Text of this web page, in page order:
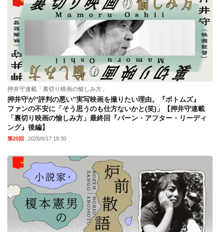
押井守連載「裏切り映画の愉しみ方」
押井守が“評判の悪い”実写映画を撮りたい理由。『ボトムズ』
ファンの不安に「そう思うのも仕方ないかと(笑)」【押井守連載
「裏切り映画の愉しみ方」最終回『バーン・アフター・リーディ
ング』後編】
第20回 2026/6/17 19:30